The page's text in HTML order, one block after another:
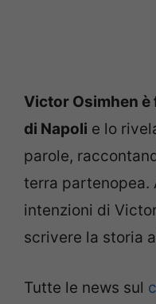
Victor Osimhen
di Napoli e lo
parole,
terra partenopea.
intenzioni di
scrivere la storia
Tutte le news sul